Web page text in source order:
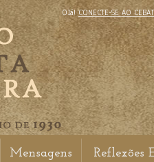
Olá!CONECTE-SE AO
Mensagens Reflexões